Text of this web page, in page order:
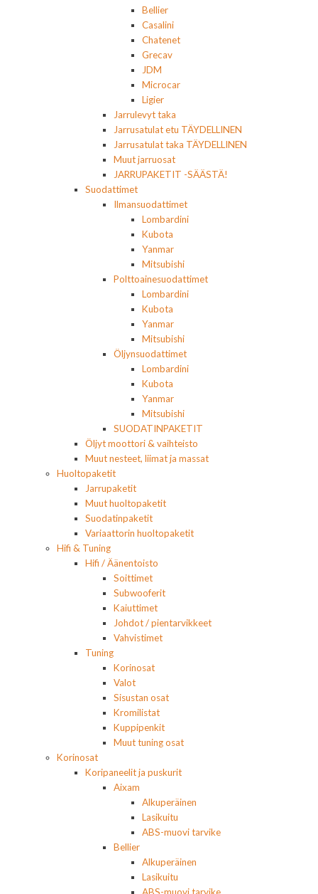
Bellier
Casalini
Chatenet
Grecav
JDM
Microcar
Ligier
Jarrulevyt taka
Jarrusatulat etu TÄYDELLINEN
Jarrusatulat taka TÄYDELLINEN
Muut jarruosat
JARRUPAKETIT -SÄÄSTÄ!
Suodattimet
Ilmansuodattimet
Lombardini
Kubota
Yanmar
Mitsubishi
Polttoainesuodattimet
Lombardini
Kubota
Yanmar
Mitsubishi
Öljynsuodattimet
Lombardini
Kubota
Yanmar
Mitsubishi
SUODATINPAKETIT
Öljyt moottori & vaihteisto
Muut nesteet, liimat ja massat
Huoltopaketit
Jarrupaketit
Muut huoltopaketit
Suodatinpaketit
Variaattorin huoltopaketit
Hifi & Tuning
Hifi / Äänentoisto
Soittimet
Subwooferit
Kaiuttimet
Johdot / pientarvikkeet
Vahvistimet
Tuning
Korinosat
Valot
Sisustan osat
Kromilistat
Kuppipenkit
Muut tuning osat
Korinosat
Koripaneelit ja puskurit
Aixam
Alkuperäinen
Lasikuitu
ABS-muovi tarvike
Bellier
Alkuperäinen
Lasikuitu